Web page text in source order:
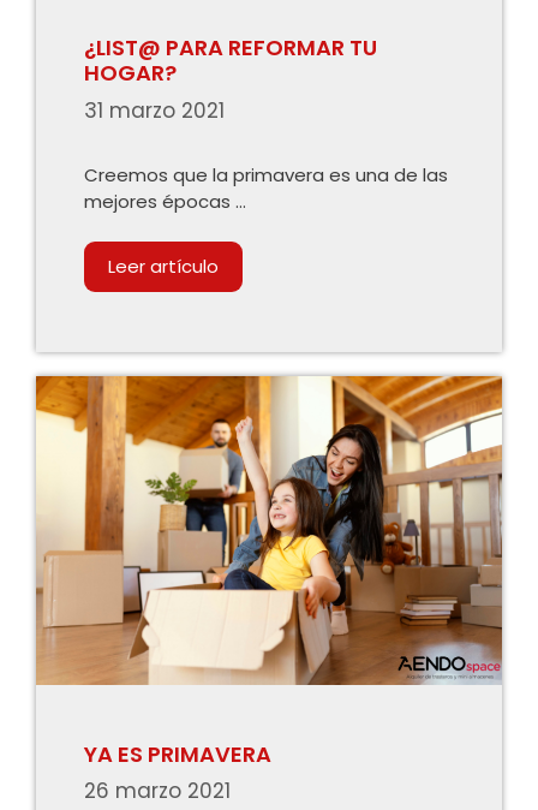
¿LIST@ PARA REFORMAR TU
HOGAR?
31 marzo 2021
Creemos que la primavera es una de las
mejores épocas …
Leer artículo
YA ES PRIMAVERA
26 marzo 2021